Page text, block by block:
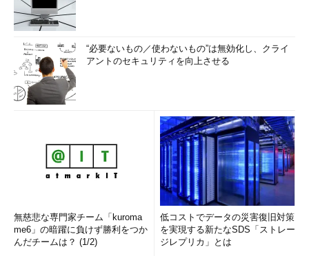
“必要ないもの／使わないもの”は無効化し、クライ
アントのセキュリティを向上させる
無慈悲な専門家チーム「kuroma
me6」の暗躍に負けず勝利をつか
んだチームは？ (1/2)
低コストでデータの災害復旧対策
を実現する新たなSDS「ストレー
ジレプリカ」とは